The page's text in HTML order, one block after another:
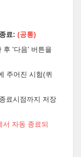
료: (공통)
후 '다음' 버튼을
주어진 시험(퀴
료시점까지 저장
자동 종료되